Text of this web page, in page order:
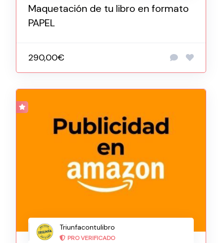
Maquetación de tu libro en formato
PAPEL
290,00€
Triunfacontulibro
PRO VERIFICADO